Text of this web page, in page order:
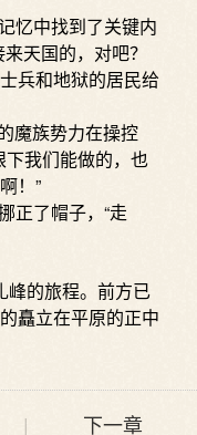
中找到了关键内
天国的，对吧？
兵和地狱的居民给
魔族势力在操控
下我们能做的，也
！”
正了帽子，“走
的旅程。前方已
矗立在平原的正中
| 下一章